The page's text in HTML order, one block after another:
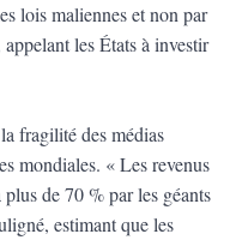
lois maliennes et non par
les États à investir
fragilité des médias
mondiales. « Les revenus
de 70 % par les géants
estimant que les